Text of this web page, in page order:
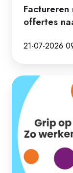
offertes
21-07-2026
Grip
terugkerende
omzet?
werken
contracten